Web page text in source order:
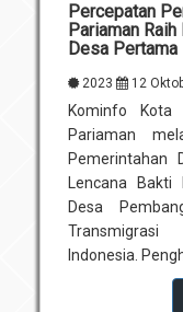
Percepatan
Pariaman
Desa Pertama
2023 12
Kominfo
Pariaman
Pemerintahan
Lencana Bakti
Desa
Indonesia.